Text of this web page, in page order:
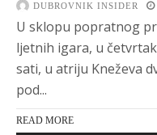
DUBROVNIK INSIDER
U sklopu popratnog
ljetnih igara, u
sati, u atriju Kneževa
pod...
READ MORE